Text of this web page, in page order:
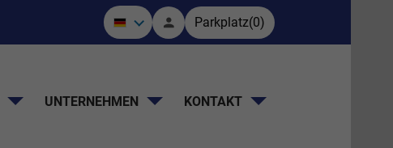
Parkplatz(0)
UNTERNEHMEN KONTAKT